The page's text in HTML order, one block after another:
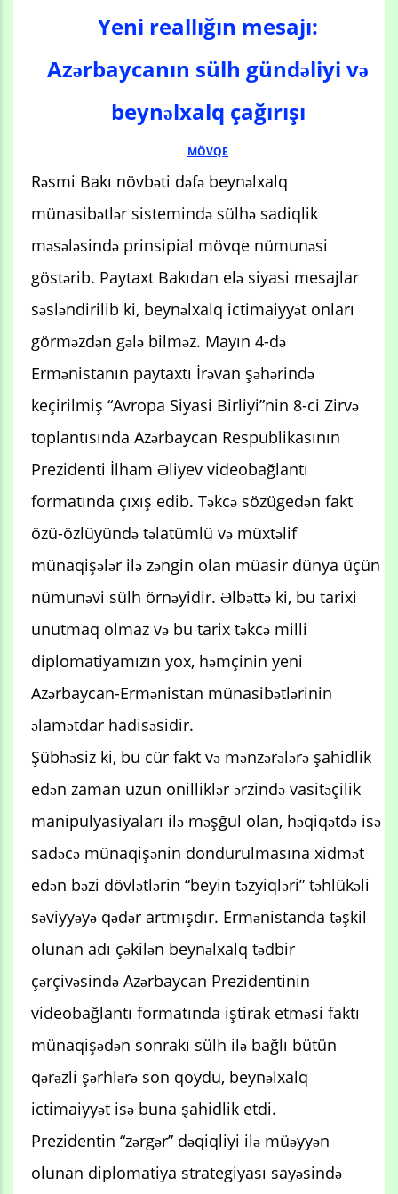
Yeni reallığın mesajı:
Azərbaycanın sülh gündəliyi və
beynəlxalq çağırışı
MÖVQE
Rəsmi Bakı növbəti dəfə beynəlxalq
münasibətlər sistemində sülhə sadiqlik
məsələsində prinsipial mövqe nümunəsi
göstərib. Paytaxt Bakıdan elə siyasi mesajlar
səsləndirilib ki, beynəlxalq ictimaiyyət onları
görməzdən gələ bilməz. Mayın 4-də
Ermənistanın paytaxtı İrəvan şəhərində
keçirilmiş “Avropa Siyasi Birliyi”nin 8-ci Zirvə
toplantısında Azərbaycan Respublikasının
Prezidenti İlham Əliyev videobağlantı
formatında çıxış edib. Təkcə sözügedən fakt
özü-özlüyündə təlatümlü və müxtəlif
münaqişələr ilə zəngin olan müasir dünya üçün
nümunəvi sülh örnəyidir. Əlbəttə ki, bu tarixi
unutmaq olmaz və bu tarix təkcə milli
diplomatiyamızın yox, həmçinin yeni
Azərbaycan-Ermənistan münasibətlərinin
əlamətdar hadisəsidir.
Şübhəsiz ki, bu cür fakt və mənzərələrə şahidlik
edən zaman uzun onilliklər ərzində vasitəçilik
manipulyasiyaları ilə məşğul olan, həqiqətdə isə
sadəcə münaqişənin dondurulmasına xidmət
edən bəzi dövlətlərin “beyin təzyiqləri” təhlükəli
səviyyəyə qədər artmışdır. Ermənistanda təşkil
olunan adı çəkilən beynəlxalq tədbir
çərçivəsində Azərbaycan Prezidentinin
videobağlantı formatında iştirak etməsi faktı
münaqişədən sonrakı sülh ilə bağlı bütün
qərəzli şərhlərə son qoydu, beynəlxalq
ictimaiyyət isə buna şahidlik etdi.
Prezidentin “zərgər” dəqiqliyi ilə müəyyən
olunan diplomatiya strategiyası sayəsində